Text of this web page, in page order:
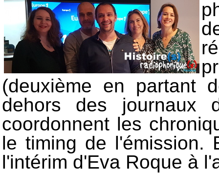
(deuxième en partant
dehors des journaux
coordonnent les
le timing de l'émission.
l'intérim d'Eva Roque à